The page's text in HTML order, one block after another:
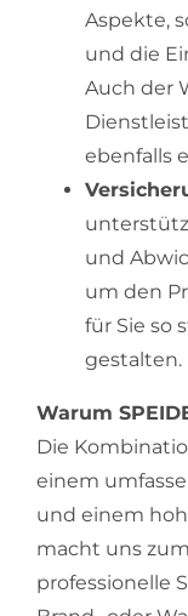
Aspekte,
und die
Auch der
ebenfalls
und
um den
für Sie so
gestalten.
Warum
Die
einem
und einem
macht uns
professionelle